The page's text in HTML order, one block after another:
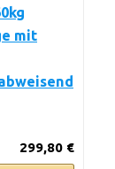
mit
299,80 €